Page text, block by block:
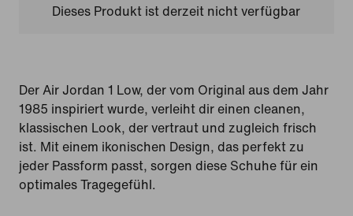
Dieses Produkt ist derzeit nicht verfügbar
Der Air Jordan 1 Low, der vom Original aus dem Jahr
1985 inspiriert wurde, verleiht dir einen cleanen,
klassischen Look, der vertraut und zugleich frisch
ist. Mit einem ikonischen Design, das perfekt zu
jeder Passform passt, sorgen diese Schuhe für ein
optimales Tragegefühl.